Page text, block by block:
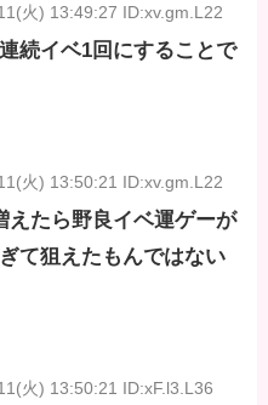
火) 13:49:27 ID:xv.gm.L22
続イベ1回にすることで
火) 13:50:21 ID:xv.gm.L22
えたら野良イベ運ゲーが
て狙えたもんではない
火) 13:50:21 ID:xF.l3.L36